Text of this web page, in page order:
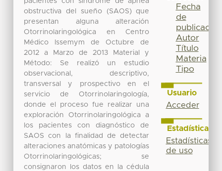
obstructiva del sueño (SAOS) que
presentan alguna alteración
Otorrinolaringológica en Centro
Médico Issemym de Octubre de
2012 a Marzo de 2013 Material y
Método: Se realizó un estudio
observacional, descriptivo,
transversal y prospectivo en el
servicio de Otorrinolaringología,
donde el proceso fue realizar una
exploración Otorrinolaringológica a
los pacientes con diagnóstico de
SAOS con la finalidad de detectar
alteraciones anatómicas y patologías
Otorrinolaringológicas; se
consignaron los datos en la cédula
Fecha
de
publicación
Autor
Título
Materia
Tipo
Usuario
Acceder
Estadísticas
Estadísticas
de uso